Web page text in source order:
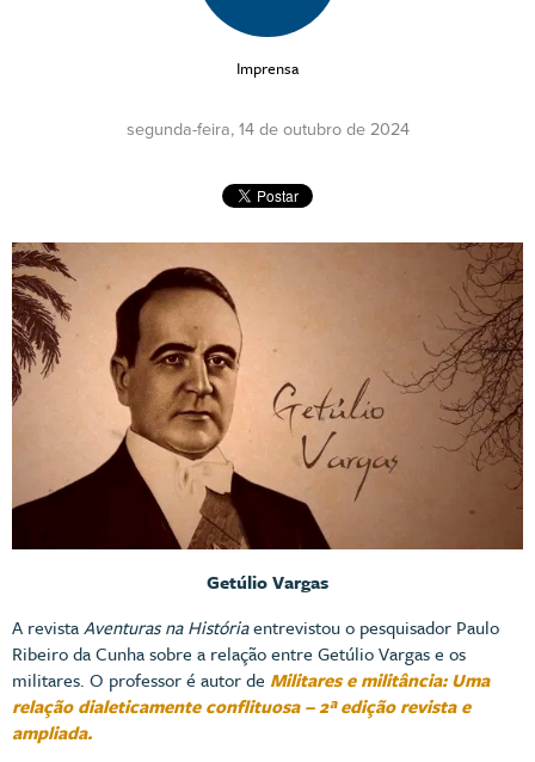
Imprensa
segunda-feira, 14 de outubro de 2024
Getúlio Vargas
A revistaAventuras na Históriaentrevistou o pesquisador Paulo
Ribeiro da Cunha sobre a relação entre Getúlio Vargas e os
militares. O professor é autor de Militares e militância: Uma
relação dialeticamente conflituosa – 2ª edição revista e
ampliada.